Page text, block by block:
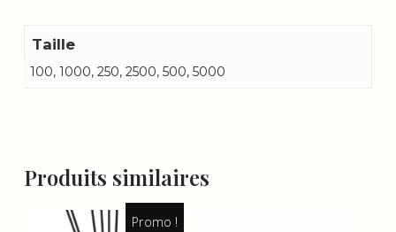
Taille
100, 1000, 250, 2500, 500, 5000
Produits similaires
Promo !